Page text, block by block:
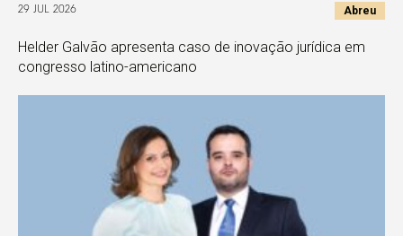
29 JUL 2026 Abreu
Helder Galvão apresenta caso de inovação jurídica em
congresso latino-americano